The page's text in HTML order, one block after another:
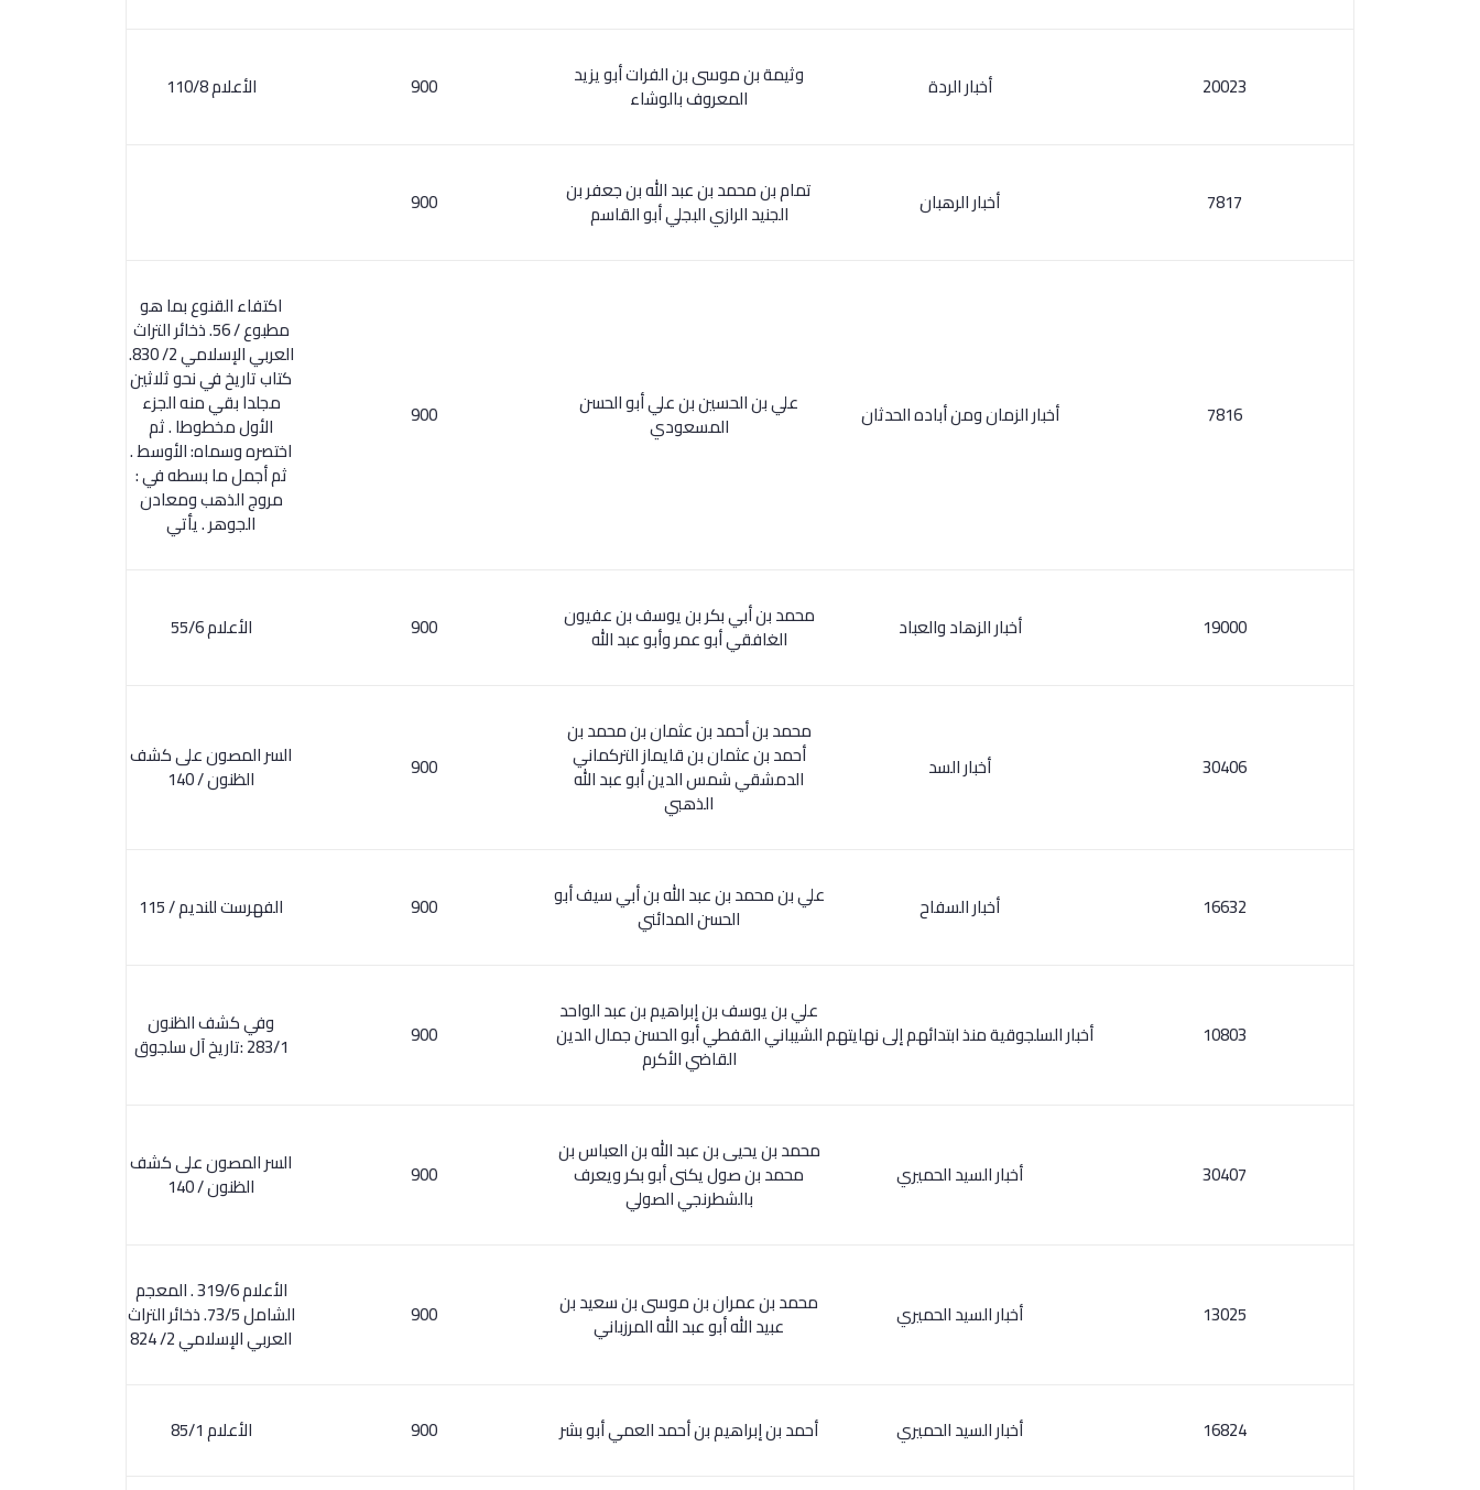
20023 أخبار الردة وثيمة بن موسى بن الفرات أبو يزيد
المعروف بالوشاء 900 الأعلام 110/8
7817 أخبار الرهبان تمام بن محمد بن عبد الله بن جعفر بن
الجنيد الرازي البجلي أبو القاسم 900
7816 أخبار الزمان ومن أباده الحدثان علي بن الحسين بن علي أبو الحسن
المسعودي 900
اكتفاء القنوع بما هو
مطبوع / 56. ذخائر التراث
العربي الإسلامي 2/ 830.
كتاب تاريخ في نحو ثلاثين
مجلدا بقي منه الجزء
الأول مخطوطا . ثم
اختصره وسماه: الأوسط .
ثم أجمل ما بسطه في :
مروج الذهب ومعادن
الجوهر . يأتي
19000 أخبار الزهاد والعباد محمد بن أبي بكر بن يوسف بن عفيون
الغافقي أبو عمر وأبو عبد الله 900 الأعلام 55/6
30406 أخبار السد
محمد بن أحمد بن عثمان بن محمد بن
أحمد بن عثمان بن قايماز التركماني
الدمشقي شمس الدين أبو عبد الله
الذهبي
900 السر المصون على كشف
الظنون / 140
16632 أخبار السفاح علي بن محمد بن عبد الله بن أبي سيف أبو
الحسن المدائني 900 الفهرست للنديم / 115
10803 أخبار السلجوقية منذ ابتدائهم إلى نهايتهم
علي بن يوسف بن إبراهيم بن عبد الواحد
الشيباني القفطي أبو الحسن جمال الدين
القاضي الأكرم
900 وفي كشف الظنون
283/1 :تاريخ آل سلجوق
30407 أخبار السيد الحميري
محمد بن يحيى بن عبد الله بن العباس بن
محمد بن صول يكنى أبو بكر ويعرف
بالشطرنجي الصولي
900 السر المصون على كشف
الظنون / 140
13025 أخبار السيد الحميري محمد بن عمران بن موسى بن سعيد بن
عبيد الله أبو عبد الله المرزباني 900
الأعلام 319/6 . المعجم
الشامل 73/5. ذخائر التراث
العربي الإسلامي 2/ 824
16824 أخبار السيد الحميري أحمد بن إبراهيم بن أحمد العمي أبو بشر 900 الأعلام 85/1